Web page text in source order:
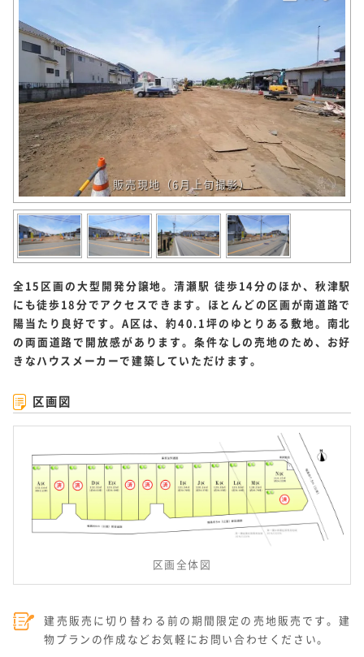
販売現地（6月上旬撮影）
全15区画の大型開発分譲地。清瀬駅 徒歩14分のほか、秋津駅
にも徒歩18分でアクセスできます。ほとんどの区画が南道路で
陽当たり良好です。A区は、約40.1坪のゆとりある敷地。南北
の両面道路で開放感があります。条件なしの売地のため、お好
きなハウスメーカーで建築していただけます。
区画図
区画全体図
建売販売に切り替わる前の期間限定の売地販売です。建
物プランの作成などお気軽にお問い合わせください。